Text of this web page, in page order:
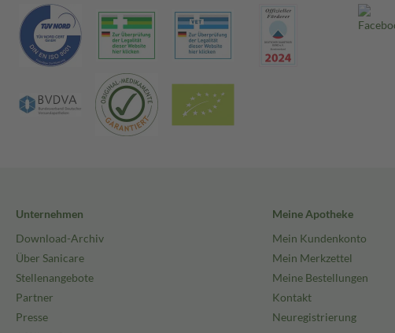
Unternehmen
Download-Archiv
Über Sanicare
Stellenangebote
Partner
Presse
Meine Apotheke
Mein Kundenkonto
Mein Merkzettel
Meine Bestellungen
Kontakt
Neuregistrierung